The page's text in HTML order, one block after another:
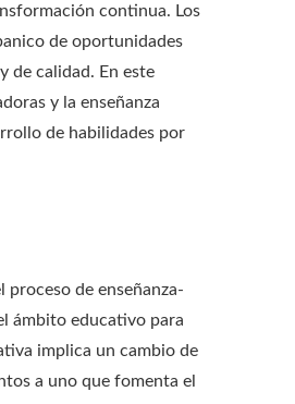
continua. Los
de oportunidades
de calidad. En este
y la enseñanza
de habilidades por
de enseñanza-
ámbito educativo para
implica un cambio de
a uno que fomenta el